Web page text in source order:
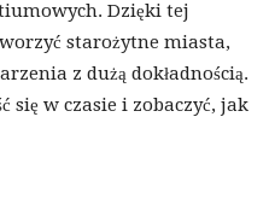
Dzięki tej
starożytne miasta,
z dużą dokładnością.
się w czasie i zobaczyć, jak